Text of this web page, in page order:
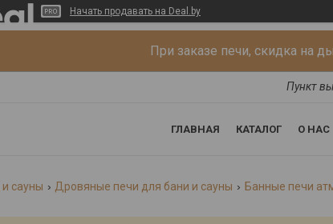
Начать продавать на Deal.by
При заказе печи, скидка на
Пункт
ГЛАВНАЯ КАТАЛОГ О НАС
сауны Дровяные печи для бани и сауны Банные печи